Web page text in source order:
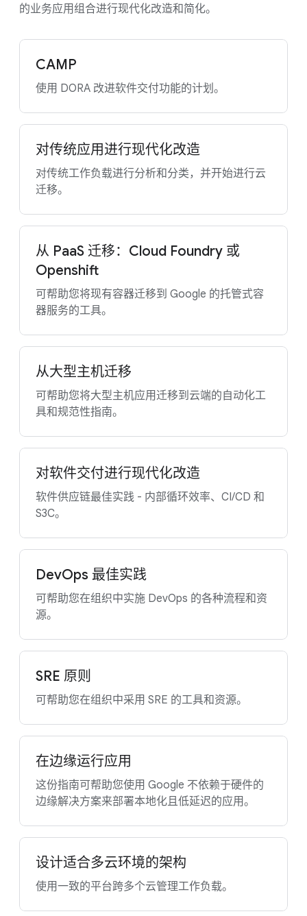
的业务应用组合进行现代化改造和简化。
CAMP
使用 DORA 改进软件交付功能的计划。
对传统应用进行现代化改造
对传统工作负载进行分析和分类，并开始进行云
迁移。
从 PaaS 迁移：Cloud Foundry 或
Openshift
可帮助您将现有容器迁移到 Google 的托管式容
器服务的工具。
从大型主机迁移
可帮助您将大型主机应用迁移到云端的自动化工
具和规范性指南。
对软件交付进行现代化改造
软件供应链最佳实践 - 内部循环效率、CI/CD 和
S3C。
DevOps 最佳实践
可帮助您在组织中实施 DevOps 的各种流程和资
源。
SRE 原则
可帮助您在组织中采用 SRE 的工具和资源。
在边缘运行应用
这份指南可帮助您使用 Google 不依赖于硬件的
边缘解决方案来部署本地化且低延迟的应用。
设计适合多云环境的架构
使用一致的平台跨多个云管理工作负载。